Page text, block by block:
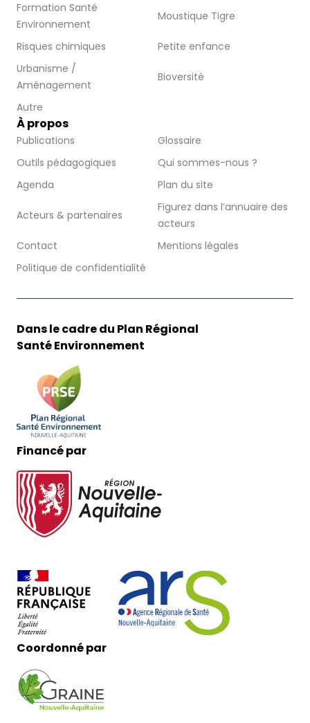
Formation Santé
Environnement
Moustique Tigre
Risques chimiques
Petite enfance
Urbanisme /
Aménagement
Bioversité
Autre
À propos
Publications
Glossaire
Outils pédagogiques
Qui sommes-nous ?
Agenda
Plan du site
Acteurs & partenaires
Figurez dans l’annuaire des
acteurs
Contact
Mentions légales
Politique de confidentialité
Dans le cadre du Plan Régional
Santé Environnement
Financé par
Coordonné par